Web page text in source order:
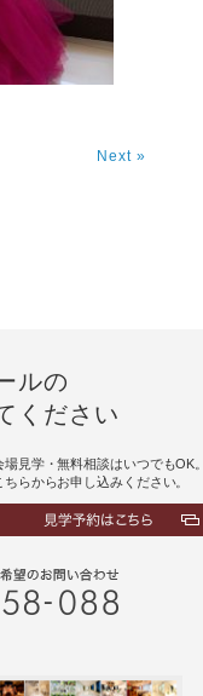
Next »
ルの
ください
場見学・無料相談はいつでもOK。
ちらからお申し込みください。